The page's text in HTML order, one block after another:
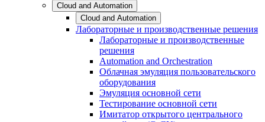
Cloud and Automation
Cloud and Automation
Лабораторные и производственные решения
Лабораторные и производственные
решения
Automation and Orchestration
Облачная эмуляция пользовательского
оборудования
Эмуляция основной сети
Тестирование основной сети
Имитатор открытого центрального